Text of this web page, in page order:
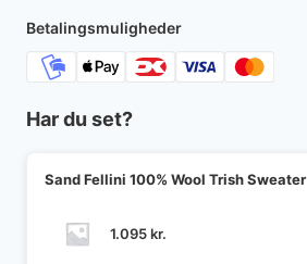
1.899 kr..
Betalingsmuligheder
Har du set?
Sand Fellini 100% Wool Trish Sweater
1.095kr.